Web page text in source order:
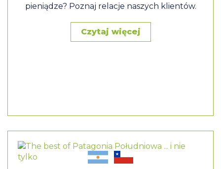
pieniądze? Poznaj relacje naszych klientów.
Czytaj więcej